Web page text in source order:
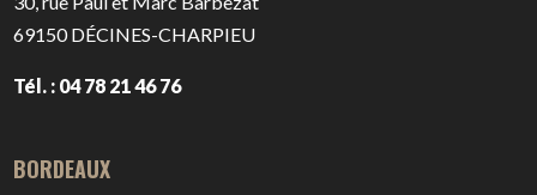
69150DÉCINES-CHARPIEU
Tél. : 04 78 21 46 76
BORDEAUX